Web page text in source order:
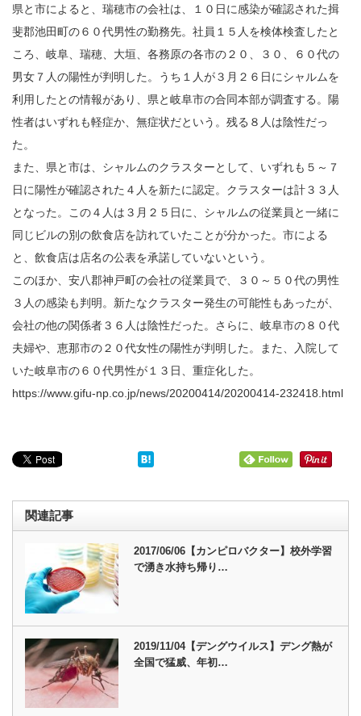
県と市によると、瑞穂市の会社は、１０日に感染が確認された揖
斐郡池田町の６０代男性の勤務先。社員１５人を検体検査したと
ころ、岐阜、瑞穂、大垣、各務原の各市の２０、３０、６０代の
男女７人の陽性が判明した。うち１人が３月２６日にシャルムを
利用したとの情報があり、県と岐阜市の合同本部が調査する。陽
性者はいずれも軽症か、無症状だという。残る８人は陰性だっ
た。
また、県と市は、シャルムのクラスターとして、いずれも５～７
日に陽性が確認された４人を新たに認定。クラスターは計３３人
となった。この４人は３月２５日に、シャルムの従業員と一緒に
同じビルの別の飲食店を訪れていたことが分かった。市による
と、飲食店は店名の公表を承諾していないという。
このほか、安八郡神戸町の会社の従業員で、３０～５０代の男性
３人の感染も判明。新たなクラスター発生の可能性もあったが、
会社の他の関係者３６人は陰性だった。さらに、岐阜市の８０代
夫婦や、恵那市の２０代女性の陽性が判明した。また、入院して
いた岐阜市の６０代男性が１３日、重症化した。
https://www.gifu-np.co.jp/news/20200414/20200414-232418.html
関連記事
2017/06/06【カンピロバクター】校外学習
で湧き水持ち帰り…
2019/11/04【デングウイルス】デング熱が
全国で猛威、年初…